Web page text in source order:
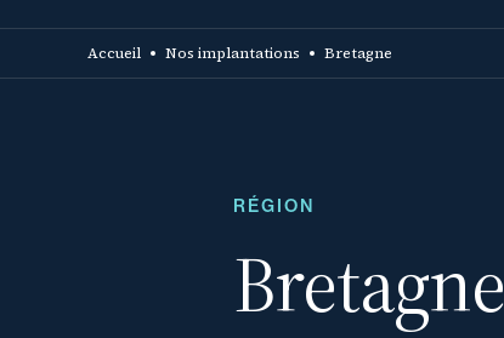
Accueil Nos implantations Bretagne
RÉGION
Bretagne